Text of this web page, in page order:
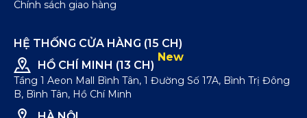
Chính sách giao hàng
HỆ THỐNG CỬA HÀNG (15 CH)
HỒ CHÍ MINH (13 CH)
New
Tầng 1 Aeon Mall Bình Tân, 1 Đường Số 17A, Bình Trị Đông
B, Bình Tân, Hồ Chí Minh